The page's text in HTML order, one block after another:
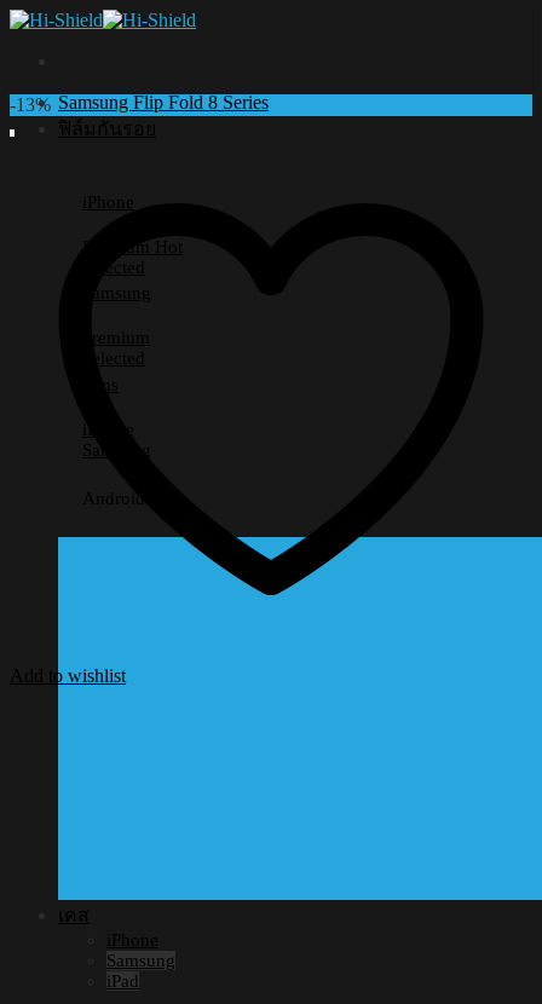
Skip
Samsung Flip Fold 8 Series
ฟิล์มกันรอย
iPhone
Premium
Selected
Samsung
Premium
Selected
Lens
iPhone
Samsung
Android อื่นๆ
เคส
iPhone
Samsung
iPad
-13%
Add to wishlist